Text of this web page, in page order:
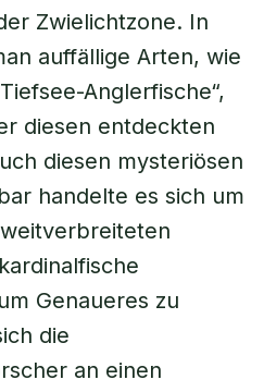
Zwielichtzone. In
auffällige Arten, wie
Anglerfische“,
diesen entdeckten
diesen mysteriösen
handelte es sich um
Genaueres zu
die
an einen